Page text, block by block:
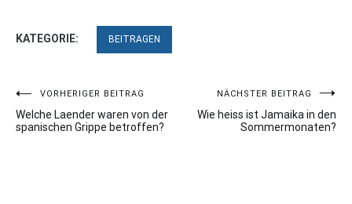
KATEGORIE: BEITRAGEN
Beitragsnavigation
VORHERIGER BEITRAG
Welche Laender waren von der
spanischen Grippe betroffen?
NÄCHSTER BEITRAG
Wie heiss ist Jamaika in den
Sommermonaten?